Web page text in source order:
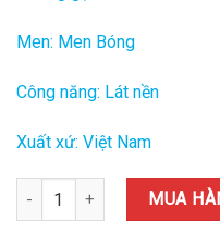
Men: Men Bóng
Công năng: Lát nền
Xuất xứ: Việt Nam
Gạch Takao Việt NamMUA